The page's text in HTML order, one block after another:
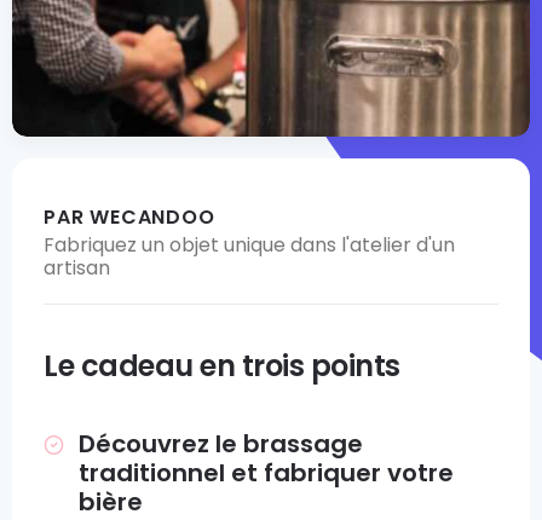
PAR WECANDOO
Fabriquez un objet unique dans l'atelier d'un
artisan
Le cadeau en trois points
Découvrez le brassage
traditionnel et fabriquer votre
bière